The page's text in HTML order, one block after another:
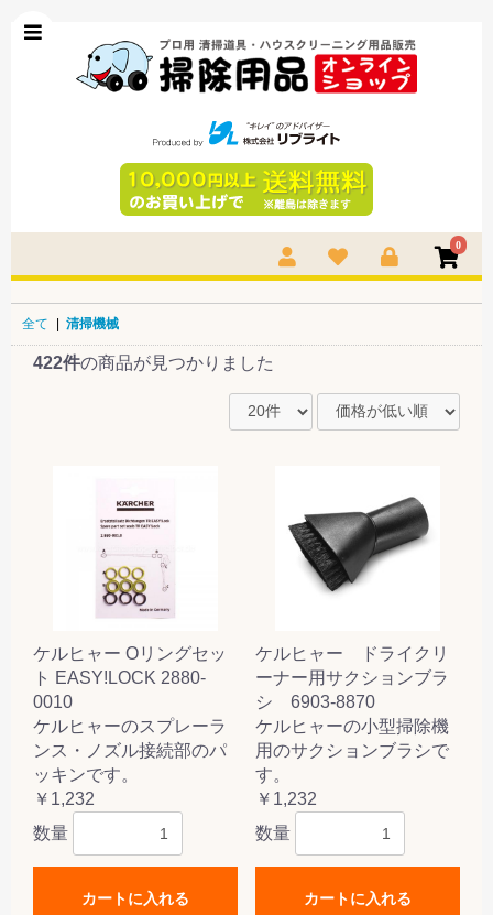
0
全て | 清掃機械
422件の商品が見つかりました
ケルヒャー Oリングセッ
ト EASY!LOCK 2880-
0010
ケルヒャーのスプレーラ
ンス・ノズル接続部のパ
ッキンです。
￥1,232
数量
カートに入れる
ケルヒャー ドライクリ
ーナー用サクションブラ
シ 6903-8870
ケルヒャーの小型掃除機
用のサクションブラシで
す。
￥1,232
数量
カートに入れる